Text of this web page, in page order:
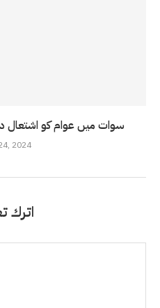
سوات میں عوام کو اشتعال
2024
اترك